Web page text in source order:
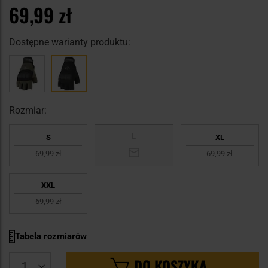
69,99 zł
Dostępne warianty produktu:
Rozmiar:
S
69,99 zł
XL
69,99 zł
XXL
69,99 zł
Tabela rozmiarów